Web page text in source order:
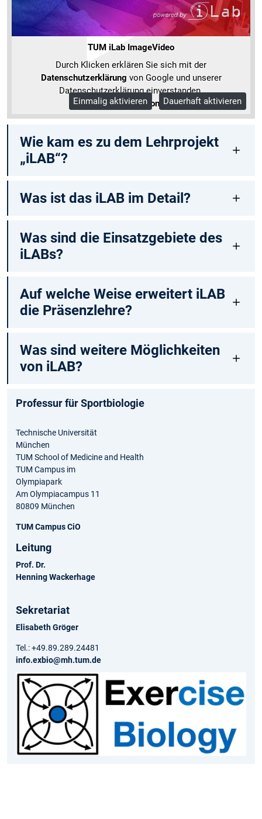
TUM iLab ImageVideo
Durch Klicken erklären Sie sich mit der
Datenschutzerklärung von Google und unserer
Datenschutzerklärung einverstanden.
Mehr Informationen
Einmalig aktivieren Dauerhaft aktivieren
​​​​​​​Wie kam es zu dem Lehrprojekt
„iLAB“?
Was ist das iLAB im Detail?
​​​​​​​Was sind die Einsatzgebiete des
iLABs?
Auf welche Weise erweitert iLAB
die Präsenzlehre?
Was sind weitere Möglichkeiten
von iLAB?
Professur für Sportbiologie
Technische Universität
München
TUM School of Medicine and Health
TUM Campus im
Olympiapark
Am Olympiacampus 11
80809 München
TUM Campus CiO
Leitung
Prof. Dr.
Henning Wackerhage
Sekretariat
Elisabeth Gröger
Tel.: +49.89.289.24481
info.exbio@mh.tum.de